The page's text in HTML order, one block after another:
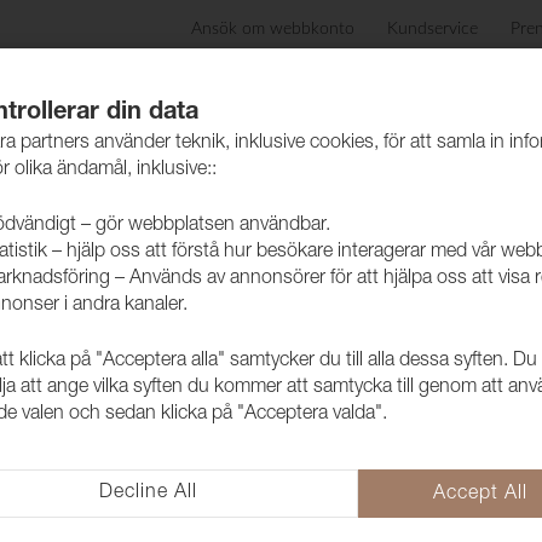
Ansök om webbkonto Kundservice
Produkter Skötselråd
Tyg Lido 13
1017113
Ett populärt möbeltyg med
av färger i kollektionen men
vilket ger en extra mjuk och
din data
partners använder teknik, inklusive cookies, för att samla in
olika ändamål, inklusive::
– gör webbplatsen användbar.
– hjälp oss att förstå hur besökare interagerar med vår
– Används av annonsörer för att hjälpa oss att visa
i andra kanaler.
klicka på "Acceptera alla" samtycker du till alla dessa syften. Du
att ange vilka syften du kommer att samtycka till genom att
valen och sedan klicka på "Acceptera valda".
Decline All Accept All